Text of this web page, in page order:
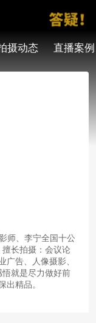
摄动态 直播案例
师、李宁全国十公
长拍摄：会议论
广告、人像摄影、
就是尽力做好前
出精品。